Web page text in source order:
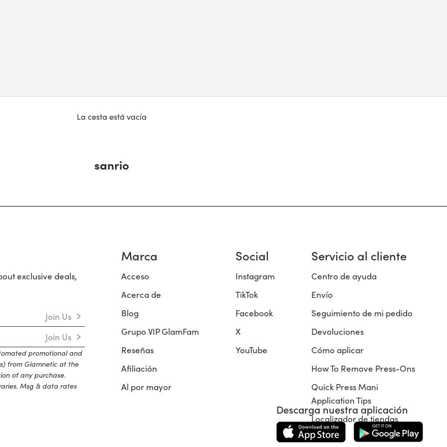
La cesta está vacía
sanrio
exclusive deals,
Join Us
Join Us
promotional and
from Glamnetic at the
of any purchase.
Msg & data rates
Marca
Acceso
Acerca de
Blog
Grupo VIP GlamFam
Reseñas
Afiliación
Al por mayor
Social
Instagram
TikTok
Facebook
X
YouTube
Servicio al cliente
Centro de ayuda
Envío
Seguimiento de mi pedido
Devoluciones
Cómo aplicar
How To Remove Press-Ons
Quick Press Mani
Application Tips
Localizador de tiendas
Descarga nuestra aplicación